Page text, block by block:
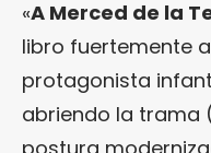
«A Merced de la
libro fuertemente
protagonista
abriendo la trama